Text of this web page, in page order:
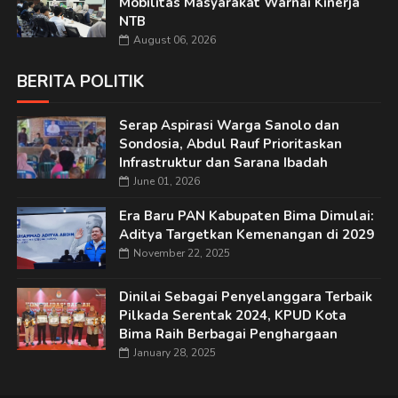
NTB
August 06, 2026
BERITA POLITIK
Serap Aspirasi Warga Sanolo dan
Sondosia, Abdul Rauf Prioritaskan
Infrastruktur dan Sarana Ibadah
June 01, 2026
Era Baru PAN Kabupaten Bima Dimulai:
Aditya Targetkan Kemenangan di 2029
November 22, 2025
Dinilai Sebagai Penyelanggara Terbaik
Pilkada Serentak 2024, KPUD Kota
Bima Raih Berbagai Penghargaan
January 28, 2025